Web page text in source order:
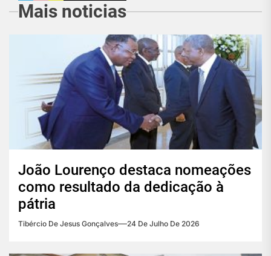
Mais noticias
João Lourenço destaca nomeações
como resultado da dedicação à
pátria
Tibércio De Jesus Gonçalves 24 De Julho De 2026